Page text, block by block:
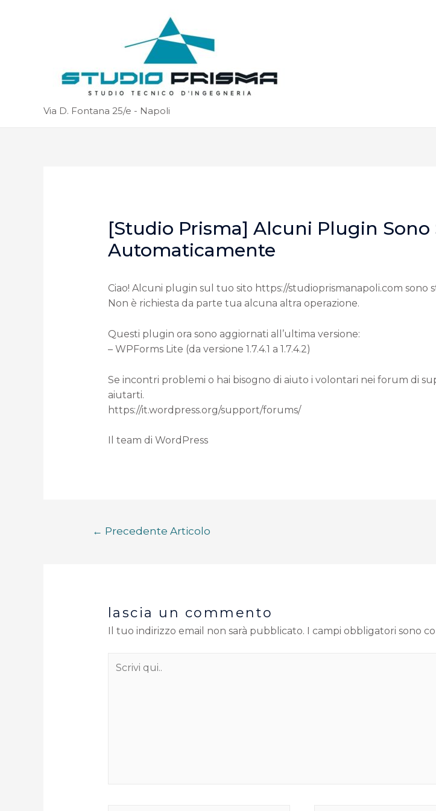
Via D. Fontana 25/e - Napoli
[Studio Prisma] Alcuni Plugin
Automaticamente
Ciao! Alcuni plugin sul tuo sito https://studioprismanapoli.com
Non è richiesta da parte tua alcuna altra operazione.
Questi plugin ora sono aggiornati all’ultima versione:
– WPForms Lite (da versione 1.7.4.1 a 1.7.4.2)
Se incontri problemi o hai bisogno di aiuto i volontari nei forum di
aiutarti.
https://it.wordpress.org/support/forums/
Il team di WordPress
← Precedente Articolo
lascia un commento
Il tuo indirizzo email non sarà pubblicato. I campi obbligatori sono